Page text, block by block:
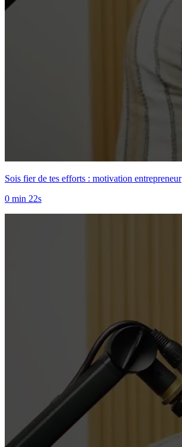
Sois fier de tes efforts : motivation entrepreneur
0 min 22s